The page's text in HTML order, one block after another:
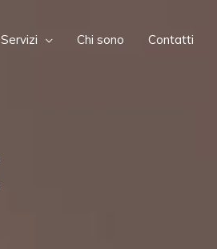
Servizi Chi sono Contatti